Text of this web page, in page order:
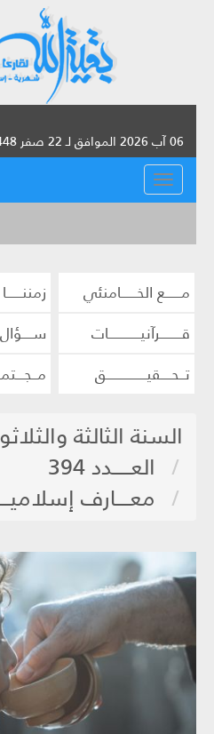
06 آب 2026 الموافق لـ 22 صفر 1448
القائمة
مــــــع الخــــــامنئي
قــــــــرآنيــــــــــــات
تــحــــقيـــــــــــــــق
السنة الثالثة
العـــــدد 394
معــــارف